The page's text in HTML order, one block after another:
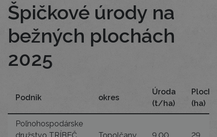
Špičkové úrody na
bežných plochách
2025
Podnik okres
Úroda
(t/ha)
Plocha
(ha)
Poľnohospodárske